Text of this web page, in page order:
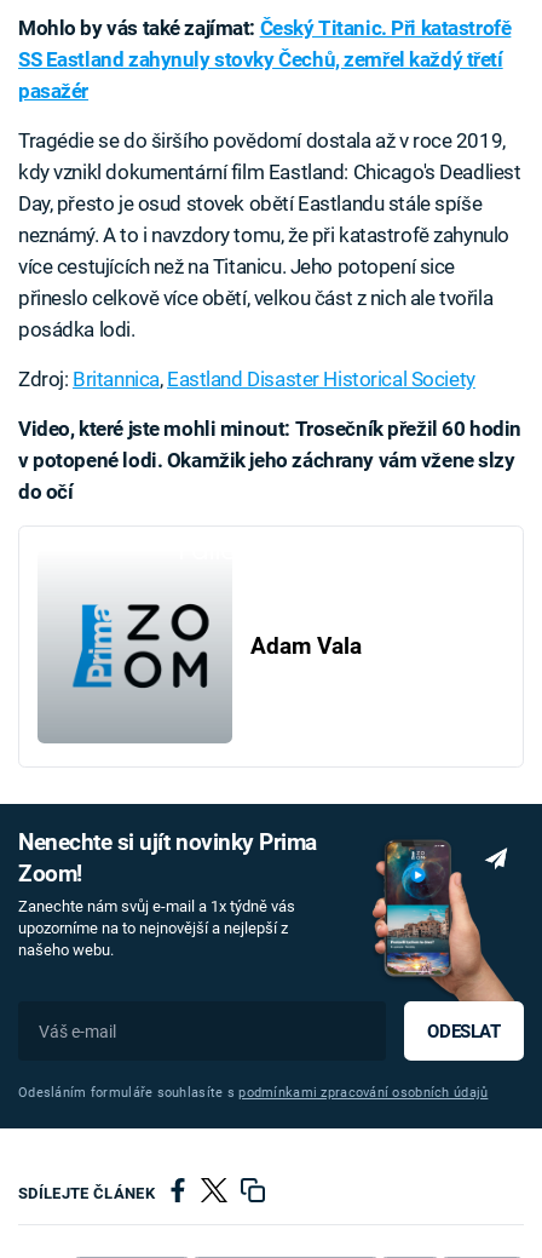
Mohlo by vás také zajímat: Český Titanic. Při katastrofě
SS Eastland zahynuly stovky Čechů, zemřel každý třetí
pasažér
Tragédie se do širšího povědomí dostala až v roce 2019,
kdy vznikl dokumentární film Eastland: Chicago's Deadliest
Day, přesto je osud stovek obětí Eastlandu stále spíše
neznámý. A to i navzdory tomu, že při katastrofě zahynulo
více cestujících než na Titanicu. Jeho potopení sice
přineslo celkově více obětí, velkou část z nich ale tvořila
posádka lodi.
Zdroj: Britannica, Eastland Disaster Historical Society
Video, které jste mohli minout: Trosečník přežil 60 hodin
v potopené lodi. Okamžik jeho záchrany vám vžene slzy
do očí
Adam Vala
Nenechte si ujít novinky Prima
Zoom!
Zanechte nám svůj e-mail a 1x týdně vás
upozorníme na to nejnovější a nejlepší z
našeho webu.
ODESLAT
Odesláním formuláře souhlasíte spodmínkami zpracování osobních údajů
SDÍLEJTE ČLÁNEK